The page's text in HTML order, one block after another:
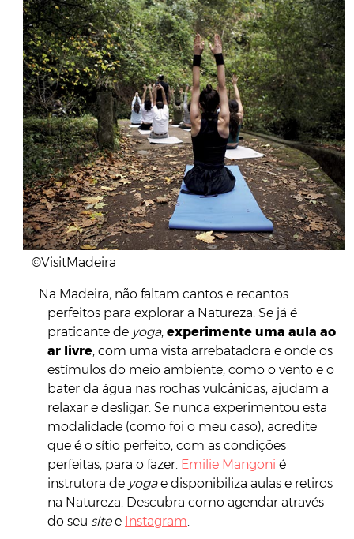
©VisitMadeira
Na Madeira, não faltam cantos e recantos
perfeitos para explorar a Natureza. Se já é
praticante de yoga, experimente uma aula ao
ar livre, com uma vista arrebatadora e onde os
estímulos do meio ambiente, como o vento e o
bater da água nas rochas vulcânicas, ajudam a
relaxar e desligar. Se nunca experimentou esta
modalidade (como foi o meu caso), acredite
que é o sítio perfeito, com as condições
perfeitas, para o fazer. Emilie Mangoni é
instrutora de yogae disponibiliza aulas e retiros
na Natureza. Descubra como agendar através
do seu sitee Instagram.